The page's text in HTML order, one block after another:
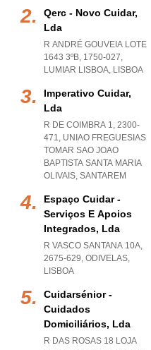
Qerc - Novo Cuidar,
Lda
R ANDRÉ GOUVEIA LOTE
1643 3ºB, 1750-027,
LUMIAR LISBOA, LISBOA
Imperativo Cuidar,
Lda
R DE COIMBRA 1, 2300-
471, UNIAO FREGUESIAS
TOMAR SAO JOAO
BAPTISTA SANTA MARIA
OLIVAIS, SANTAREM
Espaço Cuidar -
Serviços E Apoios
Integrados, Lda
R VASCO SANTANA 10A,
2675-629, ODIVELAS,
LISBOA
Cuidarsénior -
Cuidados
Domiciliários, Lda
R DAS ROSAS 18 LOJA